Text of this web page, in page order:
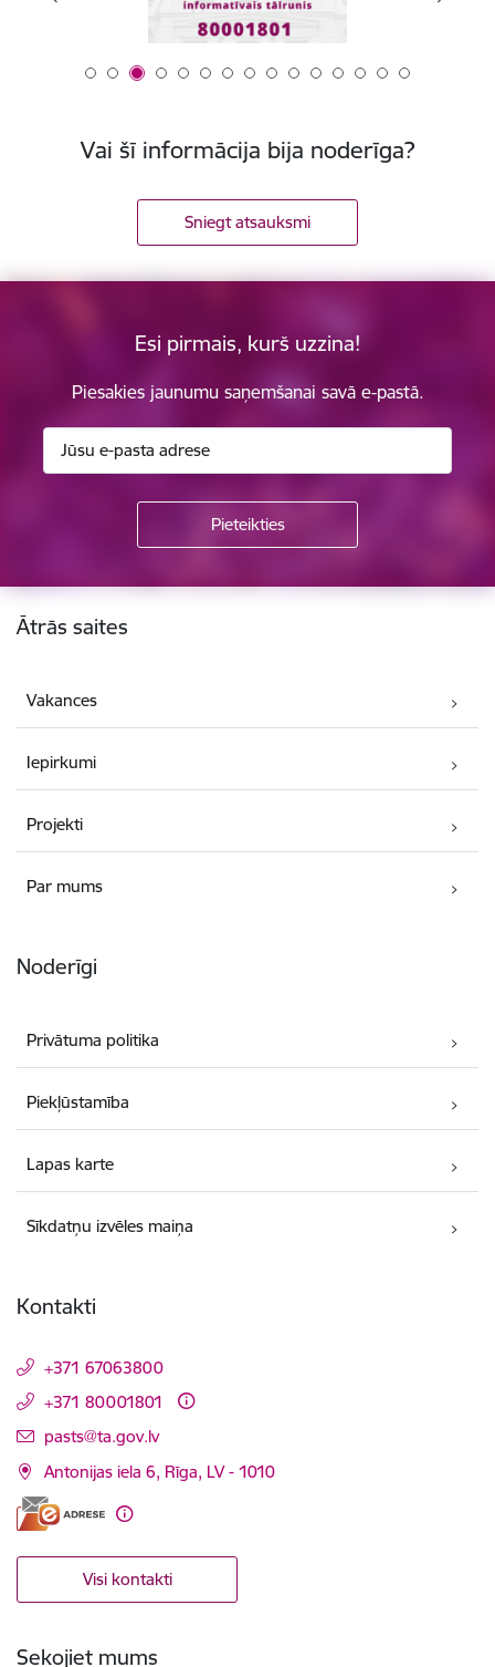
Vai šī informācija bija noderīga?
Sniegt atsauksmi
Esi pirmais, kurš uzzina!
Piesakies jaunumu saņemšanai savā e-pastā.
Kājene
Ātrās saites
Vakances
Iepirkumi
Projekti
Par mums
Noderīgi
Privātuma politika
Piekļūstamība
Lapas karte
Sīkdatņu izvēles maiņa
Kontakti
+371 67063800
+371 80001801
E-pasts:
pasts@ta.gov.lv
Antonijas iela 6, Rīga, LV - 1010
Visi kontakti
Sekojiet mums